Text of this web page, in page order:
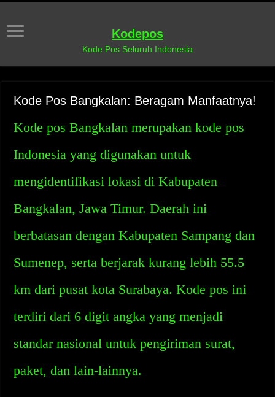
Kodepos
Kode Pos Seluruh Indonesia
Kode Pos Bangkalan: Beragam Manfaatnya!
Kode pos Bangkalan merupakan kode pos
Indonesia yang digunakan untuk
mengidentifikasi lokasi di Kabupaten
Bangkalan, Jawa Timur. Daerah ini
berbatasan dengan Kabupaten Sampang dan
Sumenep, serta berjarak kurang lebih 55.5
km dari pusat kota Surabaya. Kode pos ini
terdiri dari 6 digit angka yang menjadi
standar nasional untuk pengiriman surat,
paket, dan lain-lainnya.